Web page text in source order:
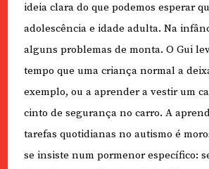
ideia clara do que podemos esperar
adolescência e idade adulta. Na
alguns problemas de monta. O Gui
tempo que uma criança normal a
exemplo, ou a aprender a vestir um
cinto de segurança no carro. A
tarefas quotidianas no autismo é
se insiste num pormenor específico: